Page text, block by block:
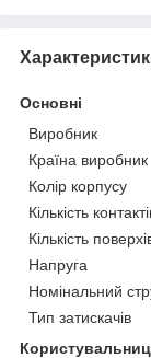
Основні
Виробник
Країна виробник
Колір корпусу
Кількість
Кількість
Напруга
Номінальний
Тип затискачів